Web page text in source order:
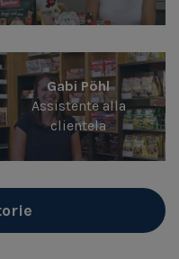
Gabi Pöhl
Assistente alla
clientela